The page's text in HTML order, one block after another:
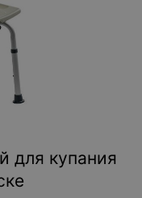
для купания